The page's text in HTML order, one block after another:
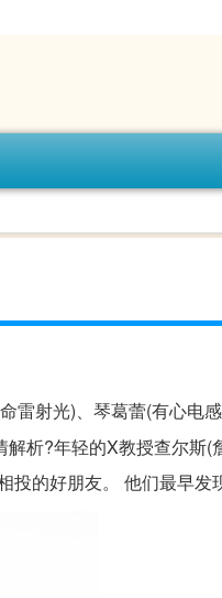
雷射光)、琴葛蕾(有心电
析?年轻的X教授查尔斯(
投的好朋友。 他们最早发